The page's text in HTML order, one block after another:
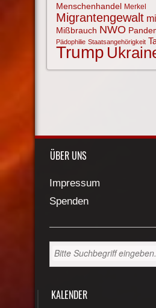
Menschenhandel Merkel
Migrantengewalt
Mißbrauch NWO
Pädophilie Staatsangehörigkeit
Trump
ÜBER UNS
Impressum
Spenden
KALENDER